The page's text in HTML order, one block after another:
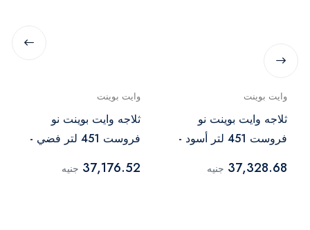
وايت بوينت
ثلاجه وايت بوينت نو
فروست 451 لتر أسود -
37,328.68 جنيه
وايت بوينت
ثلاجه وايت بوينت نو
فروست 451 لتر فضي -
37,176.52 جنيه